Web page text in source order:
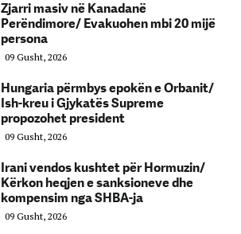
Zjarri masiv në Kanadanë
Perëndimore/ Evakuohen mbi 20 mijë
persona
09 Gusht, 2026
Hungaria përmbys epokën e Orbanit/
Ish-kreu i Gjykatës Supreme
propozohet president
09 Gusht, 2026
Irani vendos kushtet për Hormuzin/
Kërkon heqjen e sanksioneve dhe
kompensim nga SHBA-ja
09 Gusht, 2026